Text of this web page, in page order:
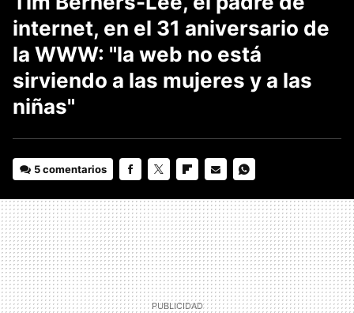
internet, en el 31 aniversario de
la WWW: "la web no está
sirviendo a las mujeres y a las
niñas"
5 comentarios
MAIL